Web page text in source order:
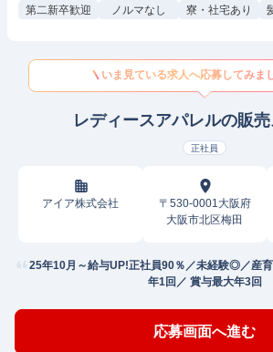
第二新卒歓迎
ノルマなし 寮・社宅あり
いま見ている求人へ応募してみま
レディースアパレルの販
正社員
アイア株式会社
〒530-0001大阪府
大阪市北区梅田
25年10月～給与UP!正社員90％／未経験◎／産
年1回／ 賞与最大年3回
応募画面へ進む